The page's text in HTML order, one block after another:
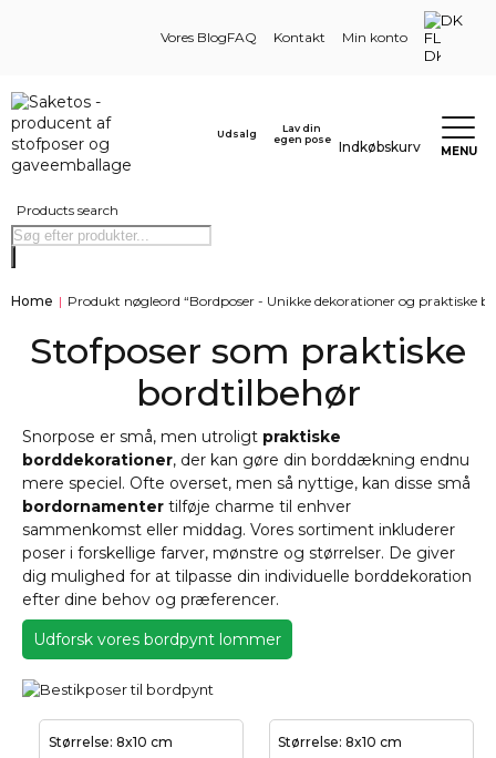
Vores BlogFAQ Kontakt Min konto
DK
Products search
Udsalg
Lav din
egen pose
Indkøbskurv MENU
Home | Produkt nøgleord “Bordposer - Unikke dekorationer og praktiske
Stofposer som praktiske
bordtilbehør
Snorpose er små, men utroligt praktiske
borddekorationer, der kan gøre din borddækning endnu
mere speciel. Ofte overset, men så nyttige, kan disse små
bordornamenter tilføje charme til enhver
sammenkomst eller middag. Vores sortiment inkluderer
poser i forskellige farver, mønstre og størrelser. De giver
dig mulighed for at tilpasse din individuelle borddekoration
efter dine behov og præferencer.
Udforsk vores bordpynt lommer
Størrelse: 8x10 cm
Størrelse: 8x10 cm